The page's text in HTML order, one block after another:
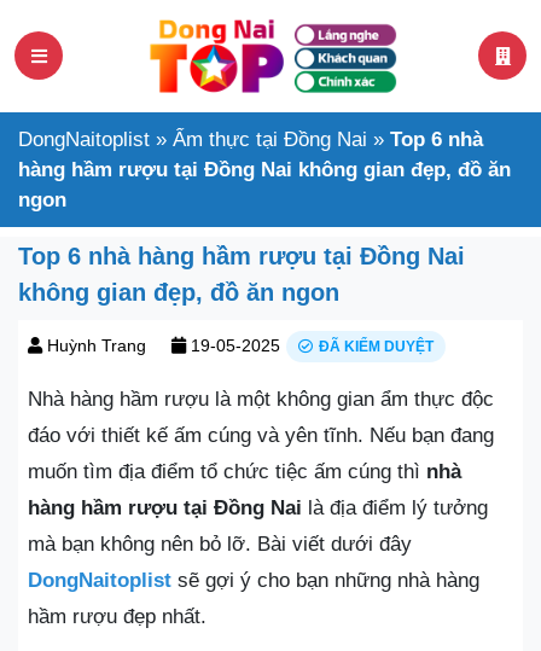
DongNaitoplist » Ẩm thực tại Đồng Nai » Top 6 nhà
hàng hầm rượu tại Đồng Nai không gian đẹp, đồ ăn
ngon
Top 6 nhà hàng hầm rượu tại Đồng Nai
không gian đẹp, đồ ăn ngon
Huỳnh Trang 19-05-2025 ĐÃ KIỂM DUYỆT
Nhà hàng hầm rượu là một không gian ẩm thực độc
đáo với thiết kế ấm cúng và yên tĩnh. Nếu bạn đang
muốn tìm địa điểm tổ chức tiệc ấm cúng thì nhà
hàng hầm rượu tại Đồng Nai là địa điểm lý tưởng
mà bạn không nên bỏ lỡ. Bài viết dưới đây
DongNaitoplist sẽ gợi ý cho bạn những nhà hàng
hầm rượu đẹp nhất.